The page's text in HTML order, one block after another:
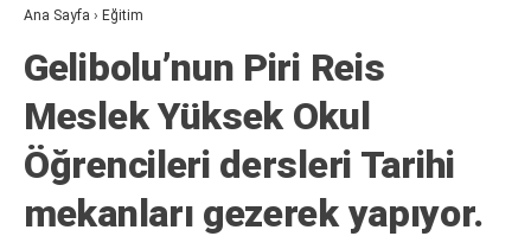
ASAYIŞ
GÜNDEM
GENEL
EKONOMI
Ana Sayfa › Eğitim
Gelibolu’nun Piri Reis
Meslek Yüksek Okul
Öğrencileri dersleri Tarihi
mekanları gezerek yapıyor.